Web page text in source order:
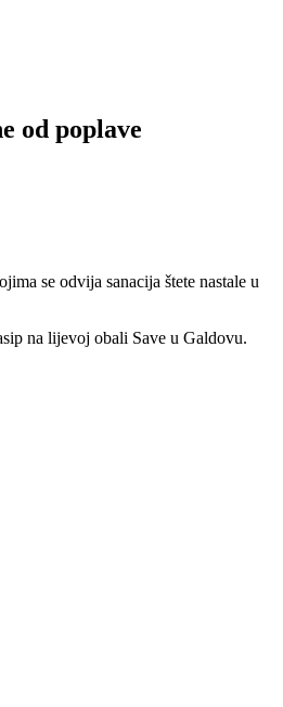
od poplave
se odvija sanacija štete nastale u
na lijevoj obali Save u Galdovu.